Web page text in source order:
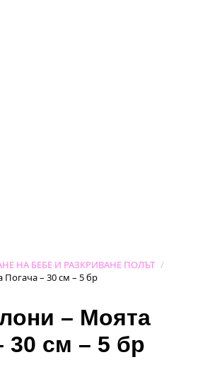
НА БЕБЕ И РАЗКРИВАНЕ ПОЛЪТ
– 30 см – 5 бр
– Моята
30 см – 5 бр